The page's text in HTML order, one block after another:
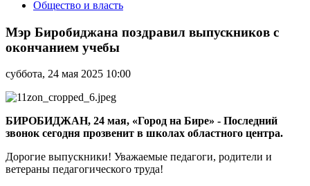
Общество и власть
Биробиджана
поздравил
выпускников
окончанием
Мэр Биробиджана поздравил выпускников с
окончанием учебы
суббота, 24 мая 2025 10:00
БИРОБИДЖАН, 24 мая, «Город на Бире» - Последний
звонок сегодня прозвенит в школах областного центра.
Дорогие выпускники! Уважаемые педагоги, родители и
ветераны педагогического труда!